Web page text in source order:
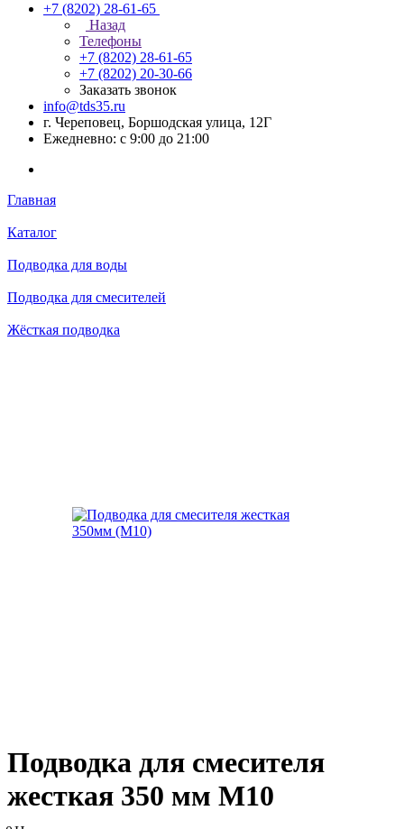
+7 (8202) 28‑61-65
Назад
Телефоны
+7 (8202) 28‑61-65
+7 (8202) 20‑30-66
Заказать звонок
info@tds35.ru
г. Череповец, Боршодская улица, 12Г
Ежедневно: с 9:00 до 21:00
Главная
Каталог
Подводка для воды
Подводка для смесителей
Жёсткая подводка
Подводка для смесителя
жесткая 350 мм М10